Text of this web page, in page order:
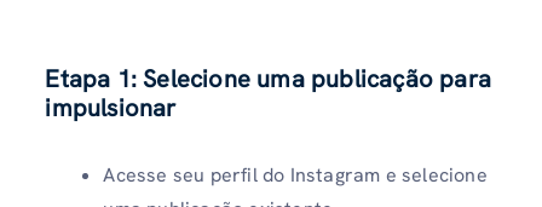
Etapa 1: Selecione uma publicação para
impulsionar
Acesse seu perfil do Instagram e selecione